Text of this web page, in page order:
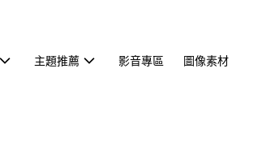
主題推薦 影音專區 圖像素材